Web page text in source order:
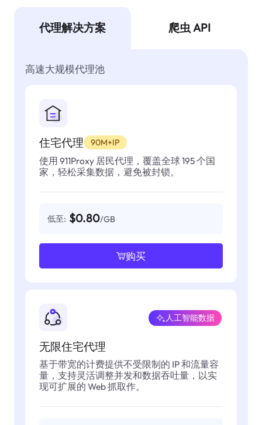
代理解决方案 爬虫 API
高速大规模代理池
住宅代理 90M+IP
使用 911Proxy 居民代理，覆盖全球 195 个国
家，轻松采集数据，避免被封锁。
低至: $0.80/GB
购买
无限住宅代理
人工智能数据
基于带宽的计费提供不受限制的 IP 和流量容
量，支持灵活调整并发和数据吞吐量，以实
现可扩展的 Web 抓取作。